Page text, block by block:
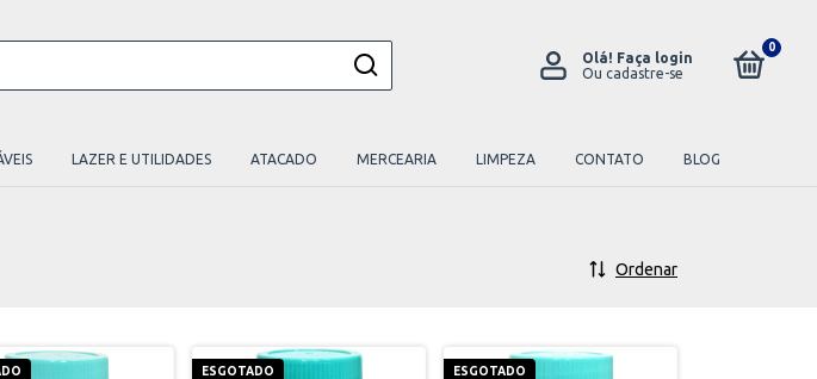
Olá! Faça login
Ou cadastre-se
0
LAZER E UTILIDADES ATACADO MERCEARIA LIMPEZA CONTATO BLOG
Ordenar
ESGOTADO ESGOTADO